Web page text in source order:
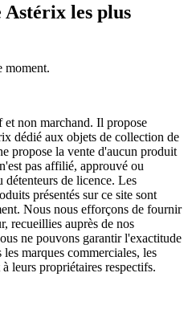
les plus
moment.
non marchand. Il propose
dédié aux objets de collection de
propose la vente d'aucun produit
pas affilié, approuvé ou
détenteurs de licence. Les
présentés sur ce site sont
Nous nous efforçons de fournir
recueillies auprès de nos
ne pouvons garantir l'exactitude
marques commerciales, les
leurs propriétaires respectifs.